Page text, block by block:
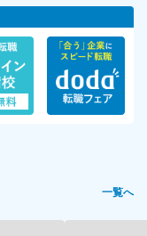
ェック
一覧へ